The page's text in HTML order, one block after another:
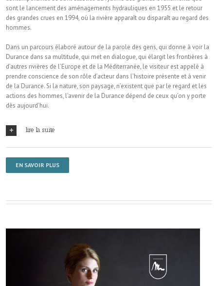
sont le lancement des aménagements hydrauliques en 1955 et le retour
des grandes crues en 1994, où la rivière apparaît ou disparaît au regard des
hommes.
Dans un parcours élaboré autour de la parole des gens, qui donne à voir la
Durance dans sa multitude, qui met en dialogue, qui élargit les frontières à
d’autres rivières de l’Europe et de la Méditerranée, le visiteur est appelé à
prendre conscience de son rôle d’acteur dans l’histoire présente et à venir
de la Durance. Si la nature, son paysage, n’existent que par le regard et les
actions des hommes, l’avenir de la Durance dépend de ceux qu’on y porte
dès aujourd’hui.
lire la suite
EN SAVOIR PLUS